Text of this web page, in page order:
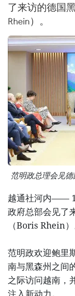
了来访的德国
Rhein）。
范明政总理会见
越通社河内——
政府总部会见了
（Boris Rhein）
范明政欢迎鲍里
南与黑森州之间
之际访问越南，
注入新动力。